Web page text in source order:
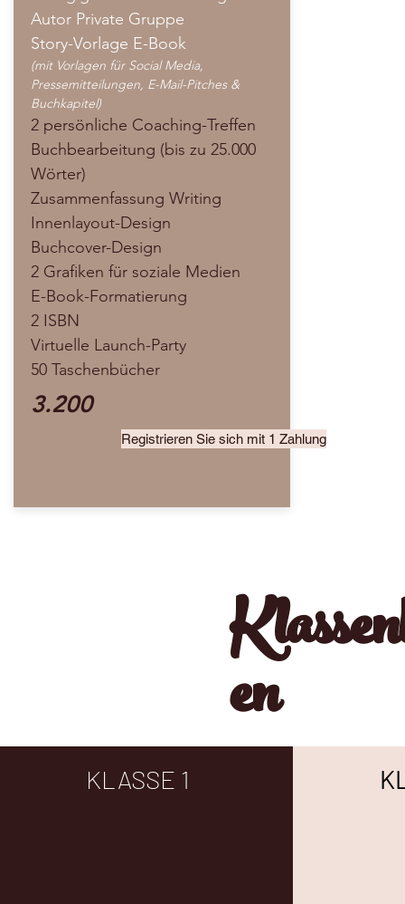
Autor Private Gruppe
Story-Vorlage E-Book
(mit Vorlagen für Social Media,
Pressemitteilungen, E-Mail-Pitches &
Buchkapitel)
2 persönliche Coaching-Treffen
Buchbearbeitung (bis zu 25.000
Wörter)
Zusammenfassung Writing
Innenlayout-Design
Buchcover-Design
2 Grafiken für soziale Medien
E-Book-Formatierung
2 ISBN
Virtuelle Launch-Party
50 Taschenbücher
3.200
Registrieren Sie sich mit 1 Zahlung
en
KLASSE 1